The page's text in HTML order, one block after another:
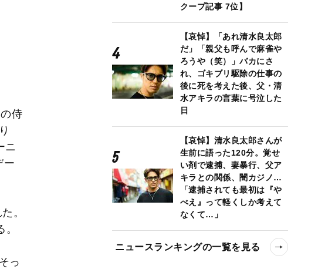
侍
ニ
ー
。
っ
クープ記事 7位】
【哀悼】「あれ清水良太郎
だ」「親父も呼んで麻雀や
ろうや（笑）」バカにさ
れ、ゴキブリ駆除の仕事の
後に死を考えた後、父・清
水アキラの言葉に号泣した
日
【哀悼】清水良太郎さんが
生前に語った120分。覚せ
い剤で逮捕、妻暴行、父ア
キラとの関係、闇カジノ…
「逮捕されても最初は『や
べえ』って軽くしか考えて
なくて…」
ニュースランキングの一覧を見る